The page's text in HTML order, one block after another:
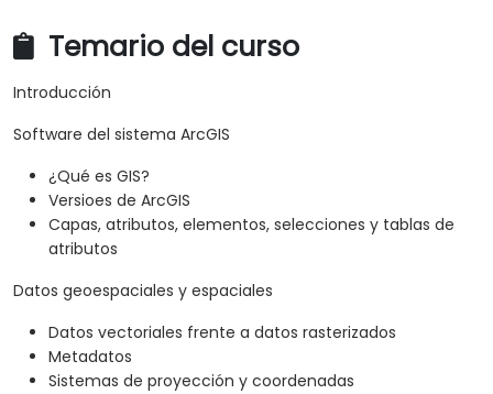
Temario del curso
Introducción
Software del sistema ArcGIS
¿Qué es GIS?
Versioes de ArcGIS
Capas, atributos, elementos, selecciones y tablas de
atributos
Datos geoespaciales y espaciales
Datos vectoriales frente a datos rasterizados
Metadatos
Sistemas de proyección y coordenadas